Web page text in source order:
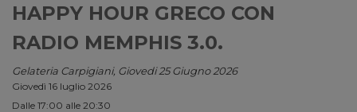
HAPPY HOUR GRECO CON
RADIO MEMPHIS 3.0.
Gelateria Carpigiani, Giovedi 25 Giugno 2026
Giovedì 16 luglio 2026
Dalle 17:00 alle 20:30